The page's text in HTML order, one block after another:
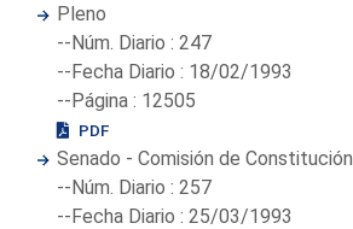
Pleno
--Núm. Diario : 247
--Fecha Diario : 18/02/1993
--Página : 12505
PDF
Senado - Comisión de Constitución
--Núm. Diario : 257
--Fecha Diario : 25/03/1993